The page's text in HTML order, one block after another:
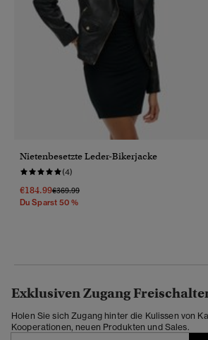
Nietenbesetzte Leder-Bikerjacke
(4)
€184.99Preis Wurde Reduziert Von
€369.99Bis
Du Sparst 50 %
Exklusiven Zugang
Holen Sie sich Zugang hinter die Kulissen von
Kooperationen, neuen Produkten und Sales.